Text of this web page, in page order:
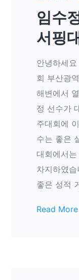
임수
서핑
안녕하세요
회 부산광
해변에서
정 선수가
주대회에
수는 좋은
대회에서
차지하였
좋은 성적
Read More